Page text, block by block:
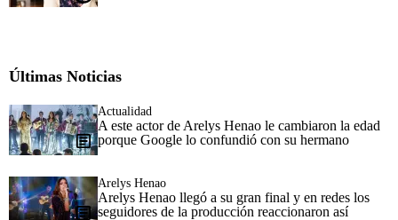
Últimas Noticias
Actualidad
A este actor de Arelys Henao le cambiaron la edad
porque Google lo confundió con su hermano
Arelys Henao
Arelys Henao llegó a su gran final y en redes los
seguidores de la producción reaccionaron así